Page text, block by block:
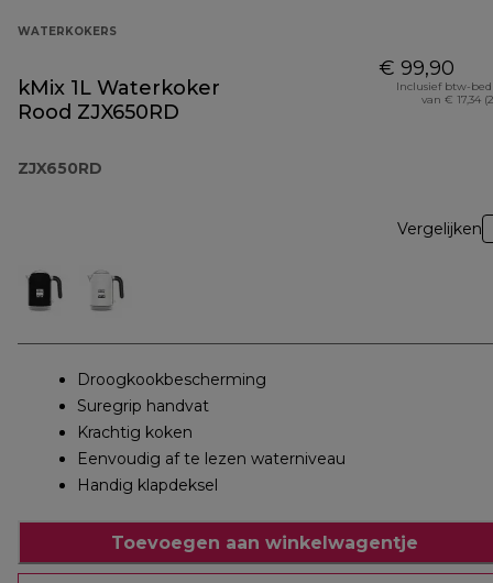
WATERKOKERS
kMix 1L Waterkoker
Rood ZJX650RD
ZJX650RD
€ 99,90
Inclusief btw-
van € 17,34
Vergelijken
Droogkookbescherming
Suregrip handvat
Krachtig koken
Eenvoudig af te lezen waterniveau
Handig klapdeksel
Toevoegen aan winkelwagentje